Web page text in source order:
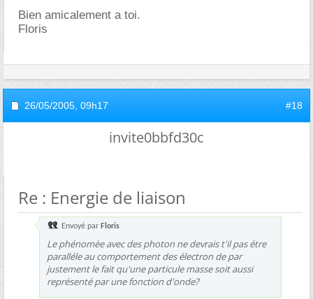
Bien amicalement a toi.
Floris
26/05/2005, 09h17 #18
invite0bbfd30c
Re : Energie de liaison
Envoyé par Floris
Le phénomèe avec des photon ne devrais t'il pas étre
paralléle au comportement des électron de par
justement le fait qu'une particule masse soit aussi
représenté par une fonction d'onde?